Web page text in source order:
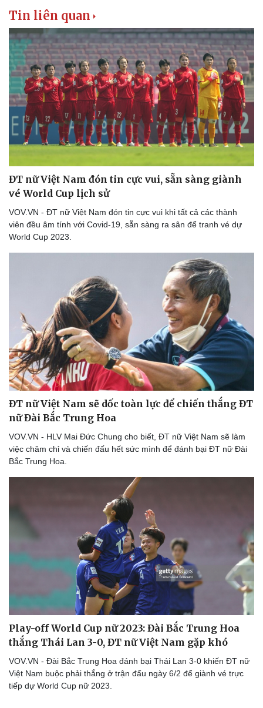
Tin liên quan
ĐT nữ Việt Nam đón tin cực vui, sẵn sàng giành
vé World Cup lịch sử
VOV.VN - ĐT nữ Việt Nam đón tin cực vui khi tất cả các thành
viên đều âm tính với Covid-19, sẵn sàng ra sân để tranh vé dự
World Cup 2023.
ĐT nữ Việt Nam sẽ dốc toàn lực để chiến thắng ĐT
nữ Đài Bắc Trung Hoa
VOV.VN - HLV Mai Đức Chung cho biết, ĐT nữ Việt Nam sẽ làm
việc chăm chỉ và chiến đấu hết sức mình để đánh bại ĐT nữ Đài
Bắc Trung Hoa.
Play-off World Cup nữ 2023: Đài Bắc Trung Hoa
thắng Thái Lan 3-0, ĐT nữ Việt Nam gặp khó
VOV.VN - Đài Bắc Trung Hoa đánh bại Thái Lan 3-0 khiến ĐT nữ
Việt Nam buộc phải thắng ở trận đấu ngày 6/2 để giành vé trực
tiếp dự World Cup nữ 2023.